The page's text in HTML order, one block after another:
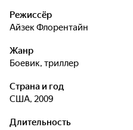
Режиссёр
Айзек Флорентайн
Жанр
боевик, триллер
Страна и год
США, 2009
Длительность